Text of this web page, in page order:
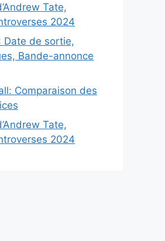
Tate,
2024
Date de sortie,
Bande-annonce
Comparaison des
Tate,
2024